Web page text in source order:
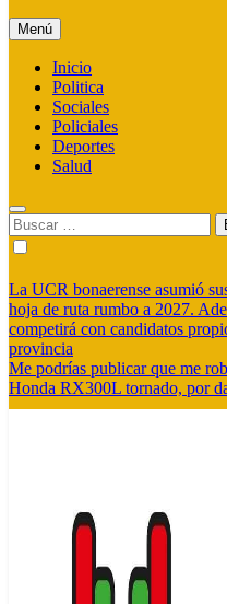
Menú
Inicio
Politica
Sociales
Policiales
Deportes
Salud
Buscar:
La UCR bonaerense asumió
hoja de ruta rumbo a 2027.
competirá con candidatos
provincia
Me podrías publicar que me
Honda RX300L tornado, por